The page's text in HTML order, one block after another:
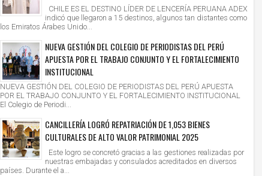
CHILE ES EL DESTINO LÍDER DE LENCERÍA PERUANA ADEX
indicó que llegaron a 15 destinos, algunos tan distantes como
los Emiratos Árabes Unido...
NUEVA GESTIÓN DEL COLEGIO DE PERIODISTAS DEL PERÚ
APUESTA POR EL TRABAJO CONJUNTO Y EL FORTALECIMIENTO
INSTITUCIONAL
NUEVA GESTIÓN DEL COLEGIO DE PERIODISTAS DEL PERÚ APUESTA
POR EL TRABAJO CONJUNTO Y EL FORTALECIMIENTO INSTITUCIONAL
El Colegio de Periodi...
CANCILLERÍA LOGRÓ REPATRIACIÓN DE 1,053 BIENES
CULTURALES DE ALTO VALOR PATRIMONIAL 2025
Este logro se concretó gracias a las gestiones realizadas por
nuestras embajadas y consulados acreditados en diversos
países. Durante el a...